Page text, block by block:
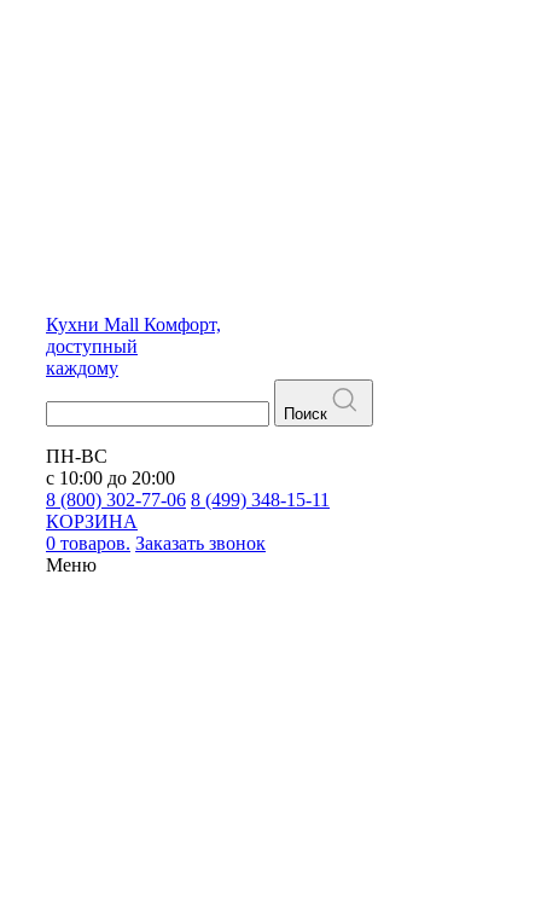
Кухни Mall Комфорт,
доступный
каждому
Поиск
ПН-ВС
с 10:00 до 20:00
8 (800) 302-77-06 8 (499) 348-15-11
КОРЗИНА
0 товаров. Заказать звонок
Меню